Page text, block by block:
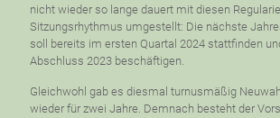
nicht wieder so lange dauert mit diesen
Sitzungsrhythmus umgestellt: Die nächste
soll bereits im ersten Quartal 2024 stattfinden
Abschluss 2023 beschäftigen.
Gleichwohl gab es diesmal turnusmäßig
wieder für zwei Jahre. Demnach besteht der